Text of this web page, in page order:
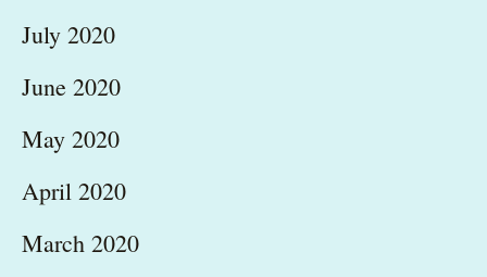
July 2020
June 2020
May 2020
April 2020
March 2020